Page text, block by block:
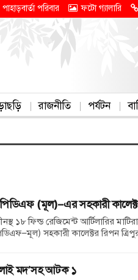
পাহাড়বার্তা পরিবার ফটো গ্যালারি
রাজনীতি পর্যটন
(মূল)–এর সহকারী
১৮ ফিল্ড রেজিমেন্ট আর্টিলারির
সহকারী কালেক্টর রিপন
মদ’সহ আটক ১